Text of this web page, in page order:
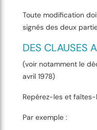
Toute modification
signés des deux
DES CLAUSES
(voir notamment le
avril 1978)
Repérez-les et
Par exemple :